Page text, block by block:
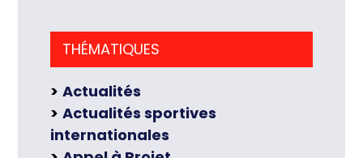
THÉMATIQUES
Actualités
Actualités sportives
internationales